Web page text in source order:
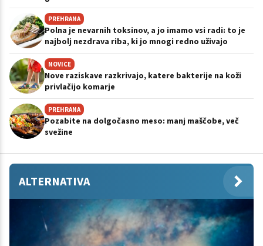
PREHRANA
Polna je nevarnih toksinov, a jo imamo vsi radi: to je
najbolj nezdrava riba, ki jo mnogi redno uživajo
NOVICE
Nove raziskave razkrivajo, katere bakterije na koži
privlačijo komarje
PREHRANA
Pozabite na dolgočasno meso: manj maščobe, več
svežine
ALTERNATIVA